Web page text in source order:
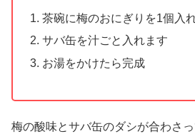
茶碗に梅のおにぎりを1個入
サバ缶を汁ごと入れます
お湯をかけたら完成
梅の酸味とサバ缶のダシが合わさ